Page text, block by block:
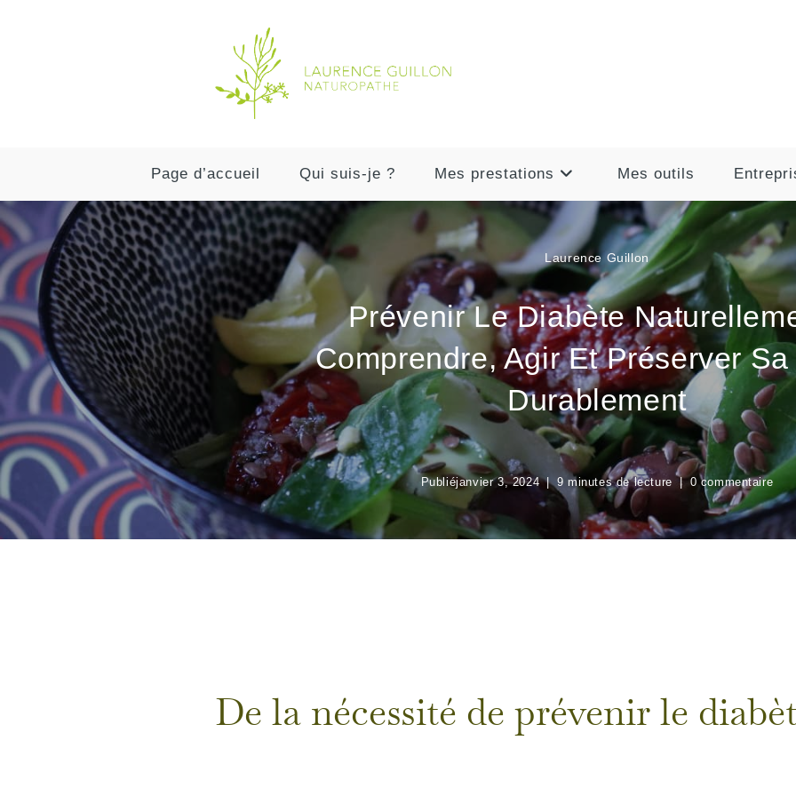
Page d’accueil Qui suis-je ? Mes prestations Mes outils
Laurence Guillon
Prévenir Le Diabète
Comprendre, Agir Et Préserver
Durablement
Publiéjanvier 3, 2024 9 minutes de lecture 0 commentaire
De la nécessité de prévenir le